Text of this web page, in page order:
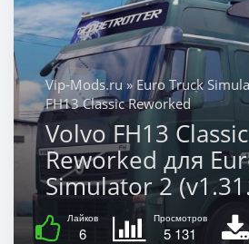
Vip-Mods.ru»Euro Truck
FH13 Classic Reworked
Volvo FH13 Classic
Reworked для
Simulator 2
Лайков
6
Просмотров
5 131